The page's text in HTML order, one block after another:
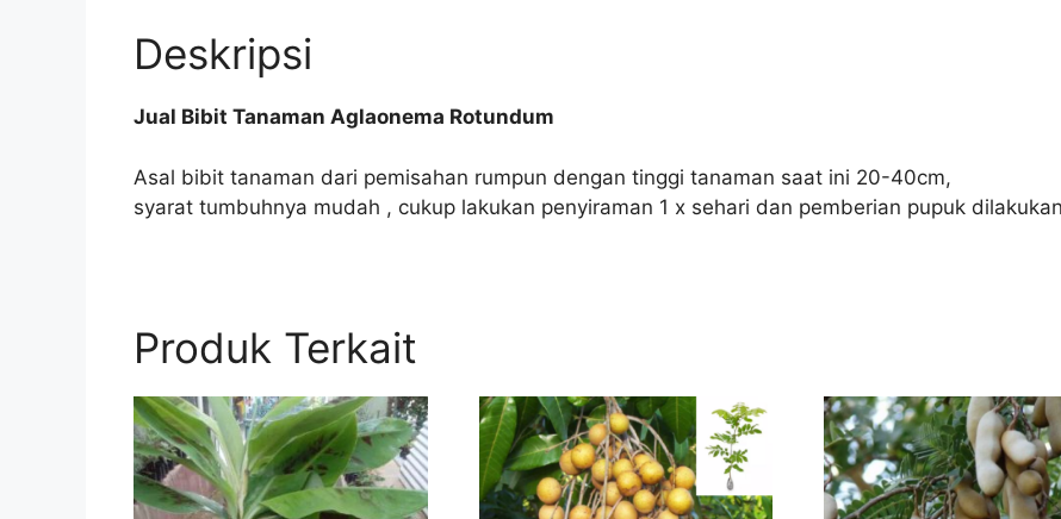
Deskripsi
Jual Bibit Tanaman Aglaonema Rotundum
Asal bibit tanaman dari pemisahan rumpun dengan tinggi tanaman saat ini 20-40cm,
syarat tumbuhnya mudah , cukup lakukan penyiraman 1 x sehari dan pemberian pupuk
Produk Terkait